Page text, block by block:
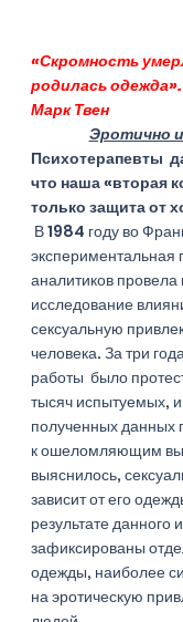
«Скромность
родилась одежда».
Марк Твен
Эротично
Психотерапевты
что наша «вторая
только защита от
экспериментальная
аналитиков провела
исследование
сексуальную
человека. За три
работы  было
тысяч испытуемых,
полученных данных
к ошеломляющим
выяснилось,
зависит от его
результате
зафиксированы
одежды, наиболее
на эротическую